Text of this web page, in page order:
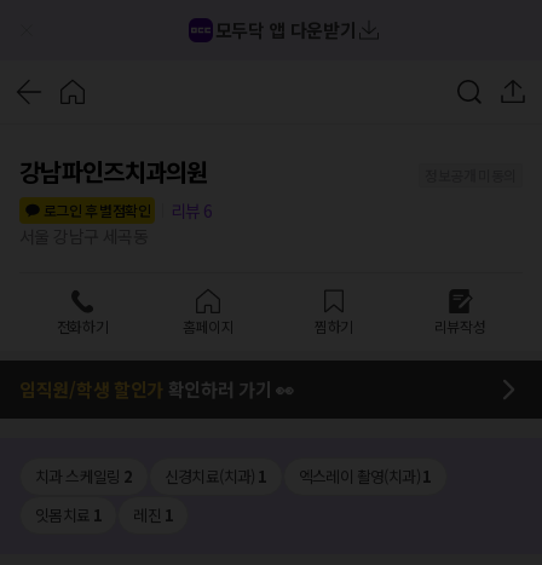
모두닥 앱 다운받기
강남파인즈치과의원
로그인 후 별점확인
리뷰 6
전화하기 홈페이지 찜하기 리뷰작성
임직원/학생 할인가 확인하러 가기 👀
치과 스케일링 2 신경치료(치과) 1 엑스레이 촬영(치과)1
잇몸치료 1 레진 1